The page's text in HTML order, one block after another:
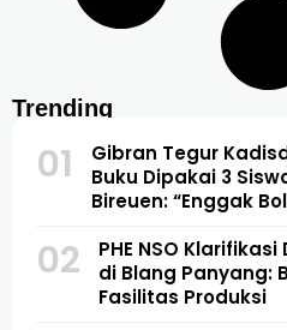
Trending
01
Gibran Tegur
Buku Dipakai 3
Bireuen: “Enggak
02
PHE NSO
di Blang Panyang:
Fasilitas Produksi